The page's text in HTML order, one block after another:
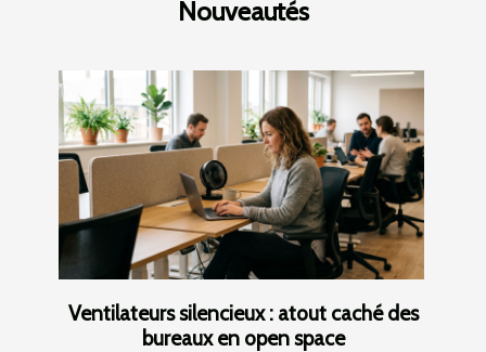
Nouveautés
Ventilateurs silencieux : atout caché des
bureaux en open space